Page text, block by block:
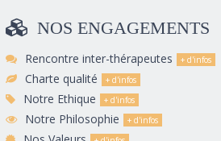
NOS ENGAGEMENTS
Rencontre inter-thérapeutes
Charte qualité
Notre Ethique
Notre Philosophie